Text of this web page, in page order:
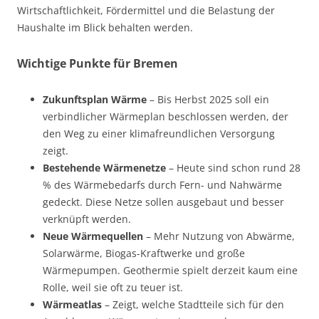
Wirtschaftlichkeit, Fördermittel und die Belastung der
Haushalte im Blick behalten werden.
Wichtige Punkte für Bremen
Zukunftsplan Wärme – Bis Herbst 2025 soll ein
verbindlicher Wärmeplan beschlossen werden, der
den Weg zu einer klimafreundlichen Versorgung
zeigt.
Bestehende Wärmenetze – Heute sind schon rund 28
% des Wärmebedarfs durch Fern- und Nahwärme
gedeckt. Diese Netze sollen ausgebaut und besser
verknüpft werden.
Neue Wärmequellen – Mehr Nutzung von Abwärme,
Solarwärme, Biogas-Kraftwerke und große
Wärmepumpen. Geothermie spielt derzeit kaum eine
Rolle, weil sie oft zu teuer ist.
Wärmeatlas – Zeigt, welche Stadtteile sich für den